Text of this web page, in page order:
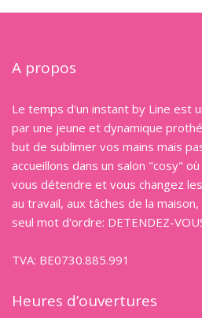
A propos
Le temps d'un instant by Line est
par une jeune et dynamique
but de sublimer vos mains mais
accueillons dans un salon "cosy"
vous détendre et vous changez
au travail, aux tâches de la
seul mot d'ordre: DETENDEZ-
TVA: BE0730.885.991
Heures d’ouvertures